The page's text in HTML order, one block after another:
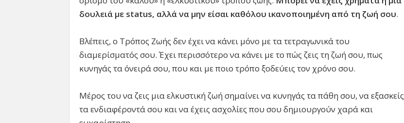
δουλειά με status, αλλά να μην είσαι καθόλου ικανοποιημένη από τη ζωή σου.
Βλέπεις, ο Τρόπος Ζωής δεν έχει να κάνει μόνο με τα τετραγωνικά του
διαμερίσματός σου. Έχει περισσότερο να κάνει με το πώς ζεις τη ζωή σου, πως
κυνηγάς τα όνειρά σου, που και με ποιο τρόπο ξοδεύεις τον χρόνο σου.
Μέρος του να ζεις μια ελκυστική ζωή σημαίνει να κυνηγάς τα πάθη σου, να εξασκείς
τα ενδιαφέροντά σου και να έχεις ασχολίες που σου δημιουργούν χαρά και